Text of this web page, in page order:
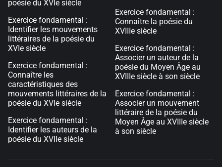
poésie du XVIe siècle
Exercice fondamental :
Identifier les mouvements
littéraires de la poésie du
XVIe siècle
Exercice fondamental :
Connaître les
caractéristiques des
mouvements littéraires de la
poésie du XVIe siècle
Exercice fondamental :
Identifier les auteurs de la
poésie du XVIIe siècle
Exercice fondamental :
Connaître la poésie du
XVIIIe siècle
Exercice fondamental :
Associer un auteur de la
poésie du Moyen Âge au
XVIIIe siècle à son siècle
Exercice fondamental :
Associer un mouvement
littéraire de la poésie du
Moyen Âge au XVIIIe siècle
à son siècle